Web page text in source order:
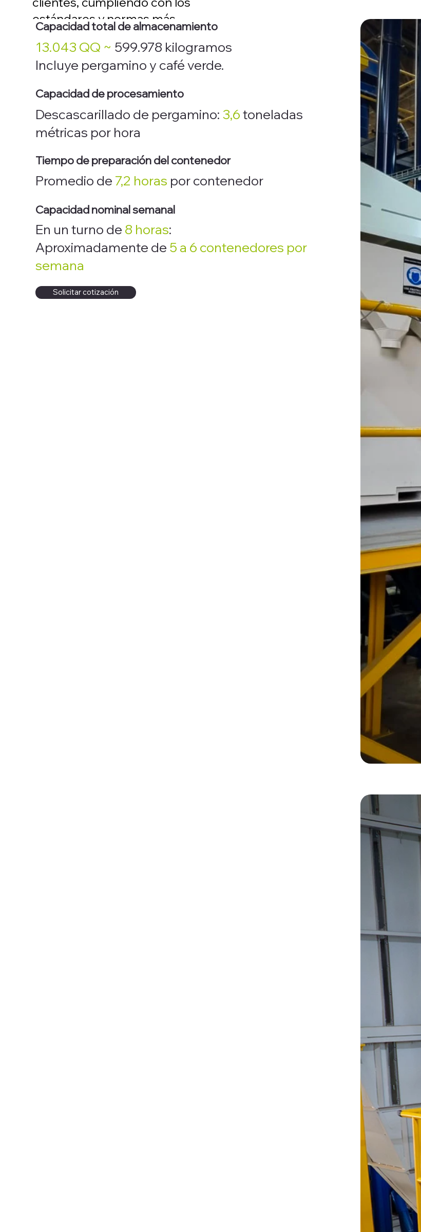
estándares y normas más
exigidos en el mercado nacional
e internacional.
Capacidad total de almacenamiento
13.043 QQ ~ 599.978 kilogramos
Incluye pergamino y café verde.
Capacidad de procesamiento
Descascarillado de pergamino: 3,6toneladas
métricas por hora
Tiempo de preparación del contenedor
Promedio de 7,2 horas por contenedor
Capacidad nominal semanal
En un turno de 8 horas:
Aproximadamente de 5 a 6 contenedores por
semana
Solicitar cotización